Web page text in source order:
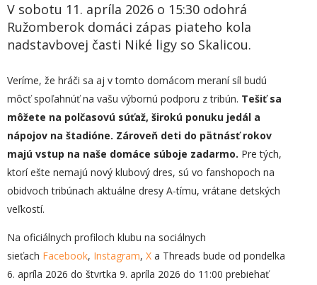
V sobotu 11. apríla 2026 o 15:30 odohrá
Ružomberok domáci zápas piateho kola
nadstavbovej časti Niké ligy so Skalicou.
Veríme, že hráči sa aj v tomto domácom meraní síl budú
môcť spoľahnúť na vašu výbornú podporu z tribún. Tešiť sa
môžete na polčasovú súťaž, širokú ponuku jedál a
nápojov na štadióne. Zároveň deti do pätnásť rokov
majú vstup na naše domáce súboje zadarmo. Pre tých,
ktorí ešte nemajú nový klubový dres, sú vo fanshopoch na
obidvoch tribúnach aktuálne dresy A-tímu, vrátane detských
veľkostí.
Na oficiálnych profiloch klubu na sociálnych
sieťach Facebook, Instagram, X a Threads bude od pondelka
6. apríla 2026 do štvrtka 9. apríla 2026 do 11:00 prebiehať